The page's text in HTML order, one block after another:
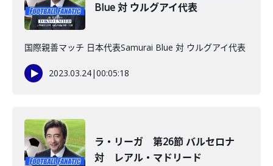
Blue 対 ウルグアイ代表
国際親善マッチ 日本代表Samurai Blue 対 ウルグアイ代表
2023.03.24|00:05:18
ラ・リーガ 第26節 バルセロナ
対 レアル・マドリード